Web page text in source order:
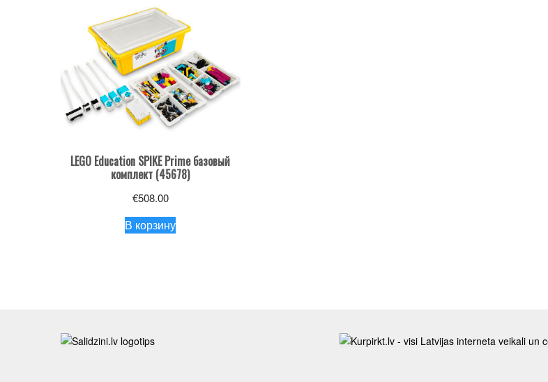
LEGO Education SPIKE Prime базовый
комплект (45678)
€508.00
В корзину